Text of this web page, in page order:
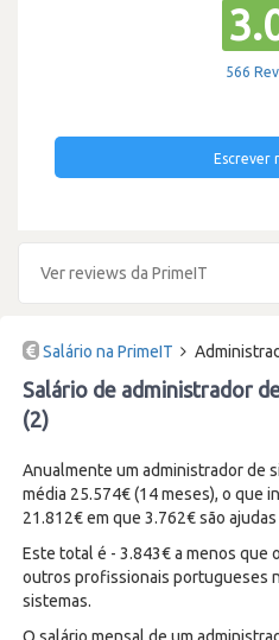
566
Escrever
Ver reviews da PrimeIT
Salário na PrimeIT
Salário de administrador
(2)
Anualmente um administrador de
média 25.574€ (14 meses), o que
21.812€ em que 3.762€ são
Este total é - 3.843€ a menos que
outros profissionais portugueses
sistemas.